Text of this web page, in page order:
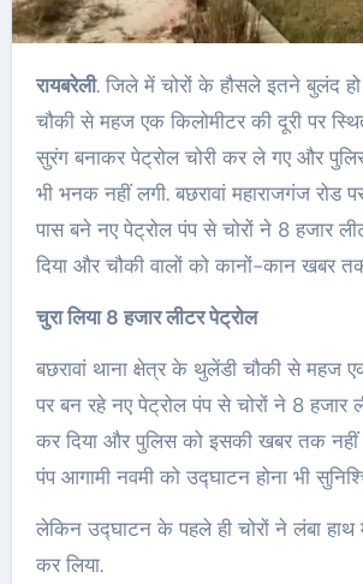
रायबरेली. जिले में चोरों के हौसले इतने बुलंद
चौकी से महज एक किलोमीटर की दूरी पर
सुरंग बनाकर पेट्रोल चोरी कर ले गए और
भी भनक नहीं लगी. बछरावां महाराजगंज रोड
पास बने नए पेट्रोल पंप से चोरों ने 8 हजार
दिया और चौकी वालों को कानों-कान खबर
चुरा लिया 8 हजार लीटर पेट्रोल
बछरावां थाना क्षेत्र के थुलेंडी चौकी से महज
पर बन रहे नए पेट्रोल पंप से चोरों ने 8 हजार
कर दिया और पुलिस को इसकी खबर तक नहीं
पंप आगामी नवमी को उद्घाटन होना भी
लेकिन उद्घाटन के पहले ही चोरों ने लंबा हाथ
कर लिया.